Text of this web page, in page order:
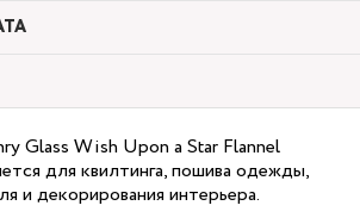
Glass Wish Upon a Star Flannel
для квилтинга, пошива одежды,
и декорирования интерьера.